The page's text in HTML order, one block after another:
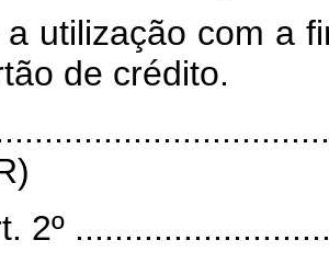
a utilização com a
de crédito.
2º